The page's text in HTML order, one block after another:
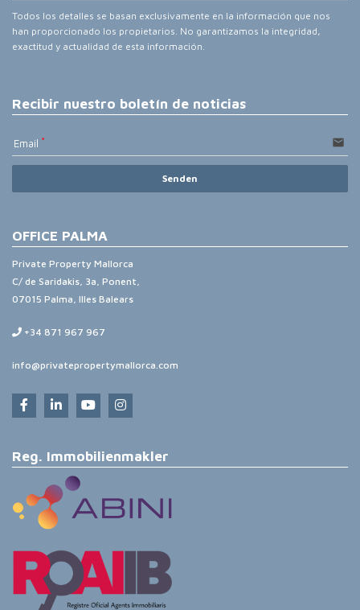
Todos los detalles se basan exclusivamente en la información que nos
han proporcionado los propietarios. No garantizamos la integridad,
exactitud y actualidad de esta información.
Recibir nuestro boletín de noticias
Email email
Senden
OFFICE PALMA
Private Property Mallorca
C/ de Saridakis, 3a, Ponent,
07015 Palma, Illes Balears
+34 871 967 967
info@privatepropertymallorca.com
Reg. Immobilienmakler